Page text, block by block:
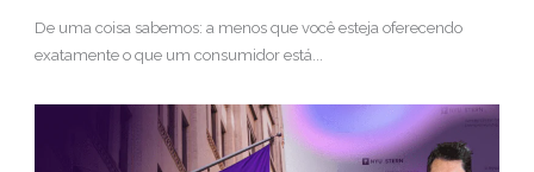
De uma coisa sabemos: a menos que você esteja oferecendo
exatamente o que um consumidor está...